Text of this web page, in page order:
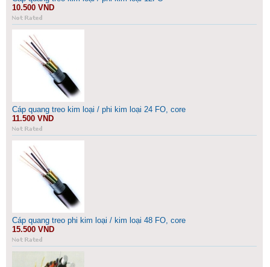
10.500 VND
Cáp quang treo kim loại / phi kim loại 24 FO, core
11.500 VND
Cáp quang treo phi kim loại / kim loại 48 FO, core
15.500 VND